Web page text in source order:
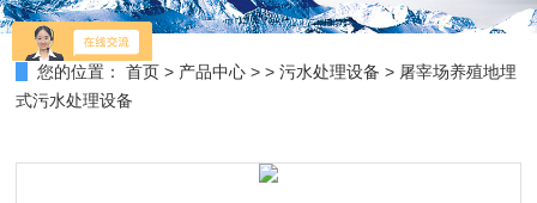
您的位置： 首页 > 产品中心 > >污水处理设备 > 屠宰场养殖地埋
式污水处理设备